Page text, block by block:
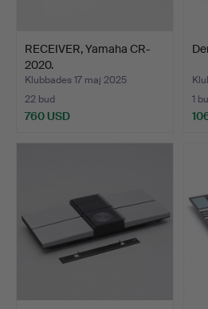
RECEIVER, Yamaha CR-
2020.
Klubbades 17 maj 2025
22 bud
760 USD
1